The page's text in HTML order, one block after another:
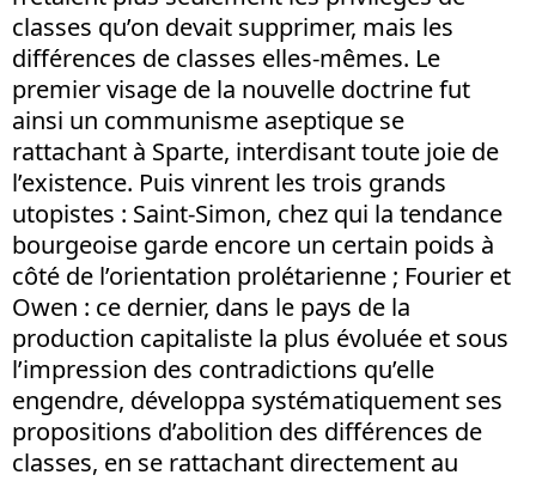
classes qu’on devait supprimer, mais les
différences de classes elles-mêmes. Le
premier visage de la nouvelle doctrine fut
ainsi un communisme aseptique se
rattachant à Sparte, interdisant toute joie de
l’existence. Puis vinrent les trois grands
utopistes : Saint-Simon, chez qui la tendance
bourgeoise garde encore un certain poids à
côté de l’orientation prolétarienne ; Fourier et
Owen : ce dernier, dans le pays de la
production capitaliste la plus évoluée et sous
l’impression des contradictions qu’elle
engendre, développa systématiquement ses
propositions d’abolition des différences de
classes, en se rattachant directement au